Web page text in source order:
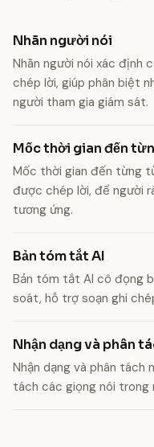
Nhãn người nói
Nhãn người nói xác định
chép lời, giúp phân biệt
người tham gia giám sát.
Mốc thời gian đến
Mốc thời gian đến từng
được chép lời, để người
tương ứng.
Bản tóm tắt AI
Bản tóm tắt AI cô đọng
soát, hỗ trợ soạn ghi
Nhận dạng và phân
Nhận dạng và phân tách
tách các giọng nói trong